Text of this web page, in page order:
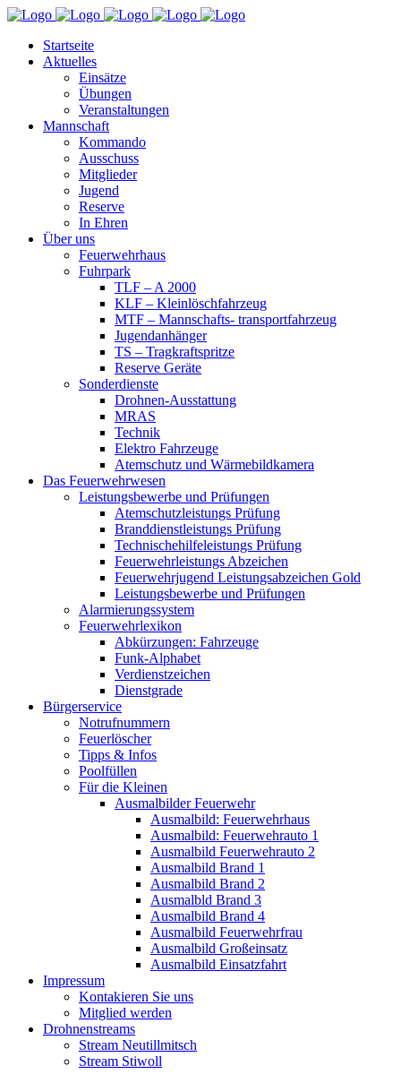
Startseite
Aktuelles
Einsätze
Übungen
Veranstaltungen
Mannschaft
Kommando
Ausschuss
Mitglieder
Jugend
Reserve
In Ehren
Über uns
Feuerwehrhaus
Fuhrpark
TLF – A 2000
KLF – Kleinlöschfahrzeug
MTF – Mannschafts- transportfahrzeug
Jugendanhänger
TS – Tragkraftspritze
Reserve Geräte
Sonderdienste
Drohnen-Ausstattung
MRAS
Technik
Elektro Fahrzeuge
Atemschutz und Wärmebildkamera
Das Feuerwehrwesen
Leistungsbewerbe und Prüfungen
Atemschutzleistungs Prüfung
Branddienstleistungs Prüfung
Technischehilfeleistungs Prüfung
Feuerwehrleistungs Abzeichen
Feuerwehrjugend Leistungsabzeichen Gold
Leistungsbewerbe und Prüfungen
Alarmierungssystem
Feuerwehrlexikon
Abkürzungen: Fahrzeuge
Funk-Alphabet
Verdienstzeichen
Dienstgrade
Bürgerservice
Notrufnummern
Feuerlöscher
Tipps & Infos
Poolfüllen
Für die Kleinen
Ausmalbilder Feuerwehr
Ausmalbild: Feuerwehrhaus
Ausmalbild: Feuerwehrauto 1
Ausmalbild Feuerwehrauto 2
Ausmalbild Brand 1
Ausmalbild Brand 2
Ausmalbld Brand 3
Ausmalbild Brand 4
Ausmalbild Feuerwehrfrau
Ausmalbild Großeinsatz
Ausmalbild Einsatzfahrt
Impressum
Kontakieren Sie uns
Mitglied werden
Drohnenstreams
Stream Neutillmitsch
Stream Stiwoll